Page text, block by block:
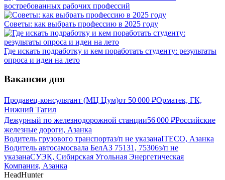
востребованных рабочих профессий
Советы: как выбрать профессию в 2025 году
Где искать подработку и кем поработать студенту: результаты
опроса и идеи на лето
Вакансии дня
Продавец-консультант (МЦ Цум)от 50 000 ₽Орматек, ГК,
Нижний Тагил
Дежурный по железнодорожной станции56 000 ₽Российские
железные дороги, Азанка
Водитель грузового транспортаз/п не указанаITECO, Азанка
Водитель автосамосвала БелАЗ 75131, 75306з/п не
указанаСУЭК, Сибирская Угольная Энергетическая
Компания, Азанка
HeadHunter